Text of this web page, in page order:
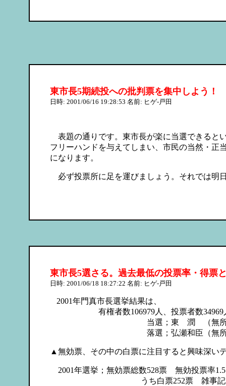
東市長5期続投への批判票を集中しよう！
日時: 2001/06/16 19:28:53 名前: ヒゲ-戸田
表題の通りです。東市長が楽に当選できると
フリーハンドを与えてしまい、市民の当然・正
になります。
必ず投票所に足を運びましょう。それでは明
東市長5選さる。過去最低の投票率・得票
日時: 2001/06/18 18:27:22 名前: ヒゲ-戸田
2001年門真市長選挙結果は、
有権者数106979人、投票者数34969人
当選；東 潤 （無所属）
落選；弘瀬和臣（無所属
▲無効票、その中の白票に注目すると興味深い
2001年選挙；無効票総数528票 無効投票率
うち白票252票 雑事記載